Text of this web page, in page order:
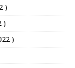
)
)
)